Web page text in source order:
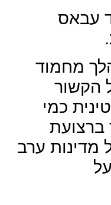
עבאס
הלך מחמוד
הקשור
כמי
מדינות ערב